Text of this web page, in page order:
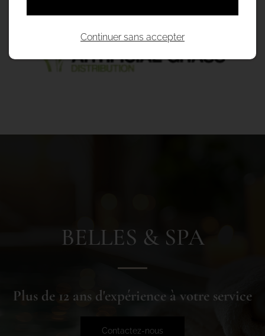
BELLES & SPA
Plus de 12 ans d'expérience à votre service
Contactez-nous
Continuer sans accepter